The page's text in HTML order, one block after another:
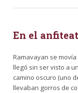
En el
Ramavayan se
llegó sin ser visto a
camino oscuro (uno
llevaban gorros de